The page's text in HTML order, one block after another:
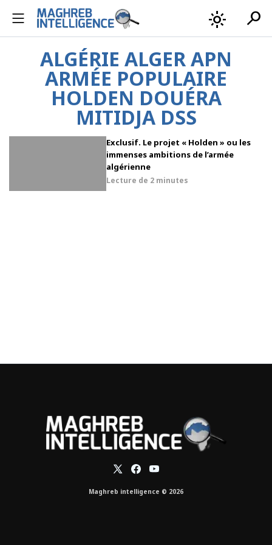
light_mode search
ALGÉRIE ALGER APN
ARMÉE POPULAIRE
HOLDEN DOUÉRA
MITIDJA DSS
Exclusif. Le projet « Holden » ou les
immenses ambitions de l’armée
algérienne
Lecture de 2 minutes
Maghreb intelligence © 2026